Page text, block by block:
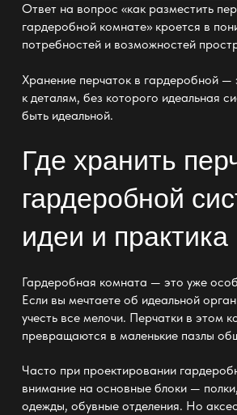
Ответ на вопрос «как разместить
гардеробной комнате» кроется в
потребностей и возможностей
Хранение перчаток в гардеробной —
к деталям, без которого идеальная
быть идеальной.
Где хранить
гардеробной
идеи и практика
Гардеробная комната — это уже
Если вы мечтаете об идеальной
учесть все мелочи. Перчатки в этом
превращаются в маленькие пазлы
Часто при проектировании
внимание на основные блоки —
одежды, обувные отделения. Но